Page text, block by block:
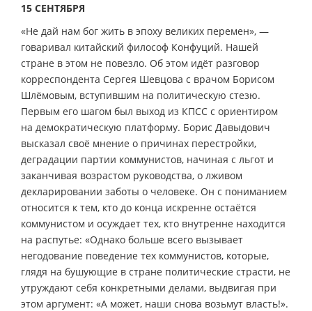
15 СЕНТЯБРЯ
«Не дай нам бог жить в эпоху великих перемен», —
говаривал китайский философ Конфуций. Нашей
стране в этом не повезло. Об этом идёт разговор
корреспондента Сергея Шевцова с врачом Борисом
Шлёмовым, вступившим на политическую стезю.
Первым его шагом был выход из КПСС с ориентиром
на демократическую платформу. Борис Давыдович
высказал своё мнение о причинах перестройки,
деградации партии коммунистов, начиная с льгот и
заканчивая возрастом руководства, о лживом
декларировании заботы о человеке. Он с пониманием
относится к тем, кто до конца искренне остаётся
коммунистом и осуждает тех, кто внутренне находится
на распутье: «Однако больше всего вызывает
негодование поведение тех коммунистов, которые,
глядя на бушующие в стране политические страсти, не
утруждают себя конкретными делами, выдвигая при
этом аргумент: «А может, наши снова возьмут власть!».